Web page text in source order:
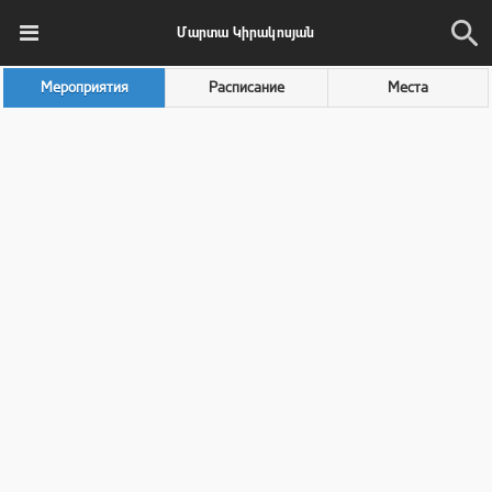
Մարտա Կիրակոսյան
Мероприятия Расписание Места